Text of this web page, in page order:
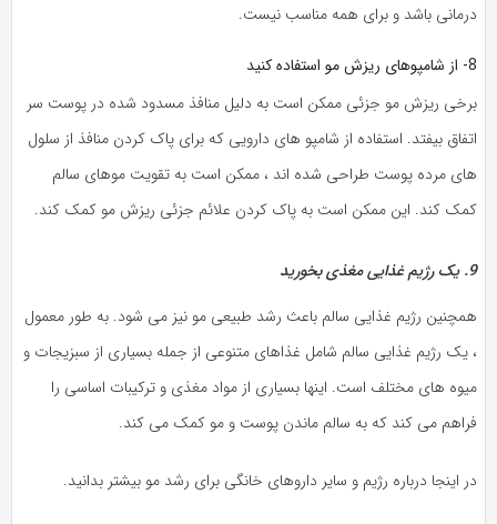
درمانی باشد و برای همه مناسب نیست.
8- از شامپوهای ریزش مو استفاده کنید
برخی ریزش مو جزئی ممکن است به دلیل منافذ مسدود شده در پوست سر
اتفاق بیفتد. استفاده از شامپو های دارویی که برای پاک کردن منافذ از سلول
های مرده پوست طراحی شده اند ، ممکن است به تقویت موهای سالم
کمک کند. این ممکن است به پاک کردن علائم جزئی ریزش مو کمک کند.
9. یک رژیم غذایی مغذی بخورید
همچنین رژیم غذایی سالم باعث رشد طبیعی مو نیز می شود. به طور معمول
، یک رژیم غذایی سالم شامل غذاهای متنوعی از جمله بسیاری از سبزیجات و
میوه های مختلف است. اینها بسیاری از مواد مغذی و ترکیبات اساسی را
فراهم می کند که به سالم ماندن پوست و مو کمک می کند.
در اینجا درباره رژیم و سایر داروهای خانگی برای رشد مو بیشتر بدانید.